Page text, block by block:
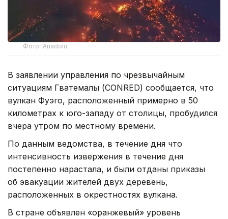
Фото: Anadolu
В заявлении управления по чрезвычайным
ситуациям Гватемалы (CONRED) сообщается, что
вулкан Фуэго, расположенный примерно в 50
километрах к юго-западу от столицы, пробудился
вчера утром по местному времени.
По данным ведомства, в течение дня что
интенсивность извержения в течение дня
постепенно нарастала, и были отданы приказы
об эвакуации жителей двух деревень,
расположенных в окрестностях вулкана.
В стране объявлен «оранжевый» уровень